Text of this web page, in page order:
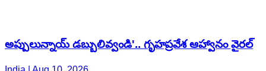
అప్పులున్నాయ్ డబ్బులివ్వండి'.. గృహప్రవేశ ఆహ్వానం వైరల్